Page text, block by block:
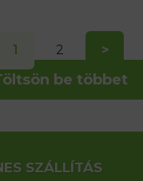
be többet
1 2 >
SZÁLLÍTÁS